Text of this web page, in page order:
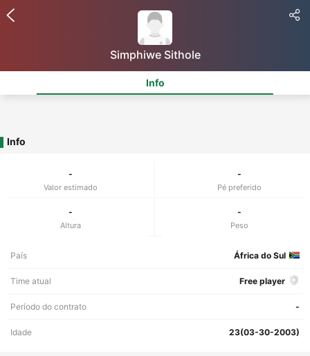
Simphiwe Sithole
Info
Info
-
Valor estimado
-
Pé preferido
-
Altura
-
Peso
País África do Sul
Time atual Free player
Período do contrato -
Idade 23(03-30-2003)